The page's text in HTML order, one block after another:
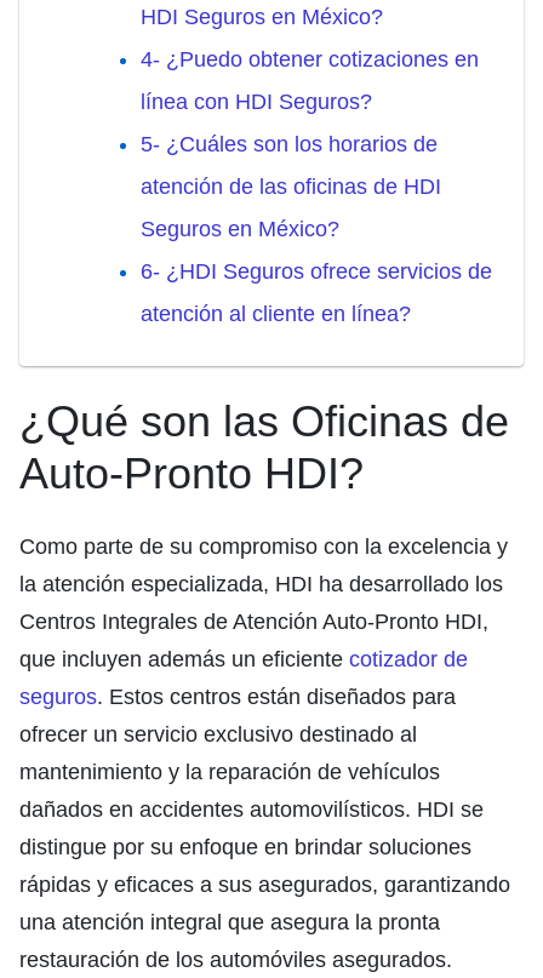
HDI Seguros en México?
4- ¿Puedo obtener cotizaciones en
línea con HDI Seguros?
5- ¿Cuáles son los horarios de
atención de las oficinas de HDI
Seguros en México?
6- ¿HDI Seguros ofrece servicios de
atención al cliente en línea?
¿Qué son las Oficinas de
Auto-Pronto HDI?
Como parte de su compromiso con la excelencia y
la atención especializada, HDI ha desarrollado los
Centros Integrales de Atención Auto-Pronto HDI,
que incluyen además un eficiente cotizador de
seguros. Estos centros están diseñados para
ofrecer un servicio exclusivo destinado al
mantenimiento y la reparación de vehículos
dañados en accidentes automovilísticos. HDI se
distingue por su enfoque en brindar soluciones
rápidas y eficaces a sus asegurados, garantizando
una atención integral que asegura la pronta
restauración de los automóviles asegurados.